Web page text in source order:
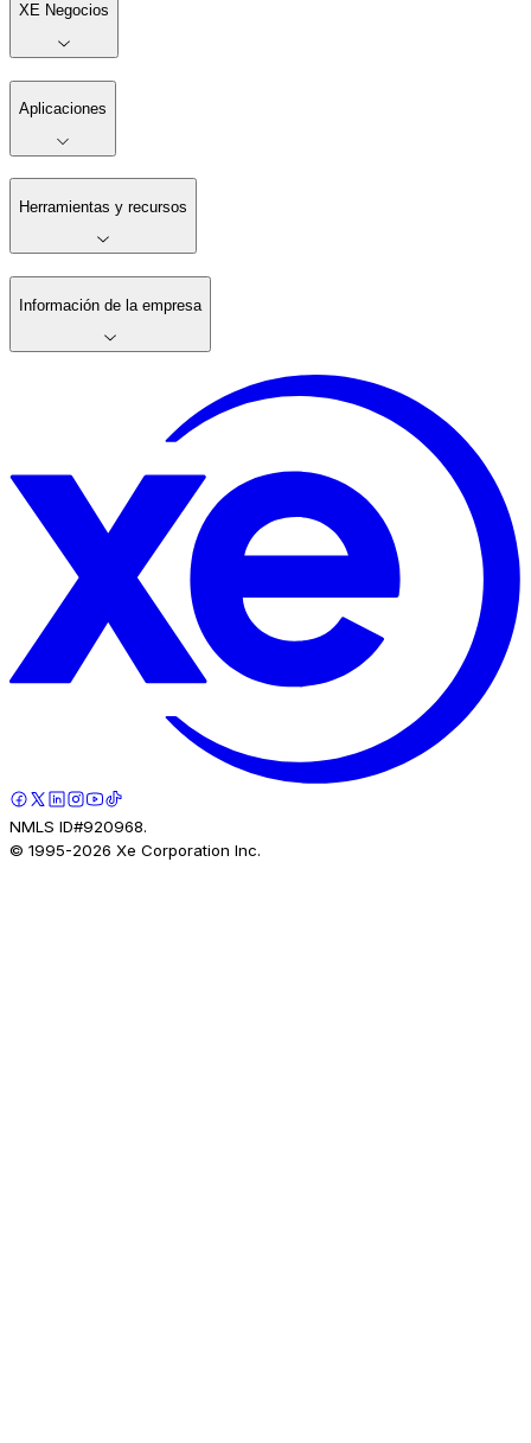
XE Negocios
Aplicaciones
Herramientas y recursos
Información de la empresa
NMLS ID#920968.
© 1995-2026 Xe Corporation Inc.